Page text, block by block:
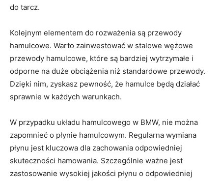
do tarcz.
Kolejnym ⁣elementem do​ rozważenia są przewody
hamulcowe. Warto zainwestować w stalowe ‌wężowe
przewody hamulcowe, które są bardziej wytrzymałe i
⁤odporne na duże obciążenia niż standardowe przewody.
Dzięki nim, zyskasz pewność, że hamulce będą działać
sprawnie w każdych warunkach.
W przypadku ⁤układu hamulcowego w BMW, nie można
zapomnieć o płynie hamulcowym. Regularna wymiana
płynu jest​ kluczowa dla zachowania odpowiedniej ​
skuteczności hamowania. Szczególnie ważne jest
zastosowanie wysokiej ‌jakości płynu o⁢ odpowiedniej